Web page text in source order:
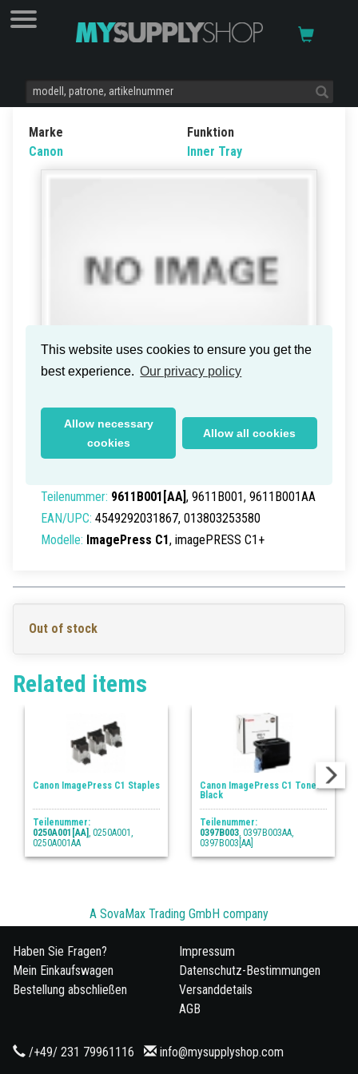
This website uses cookies to ensure you get the
best experience. Our privacy policy
Allow necessary
cookies
Allow all cookies
Marke
Canon
Funktion
Inner Tray
Canon Finisher AA1 2Way Inner
Tray J1
Teilenummer: 9611B001[AA], 9611B001, 9611B001AA
EAN/UPC: 4549292031867, 013803253580
Modelle: ImagePress C1, imagePRESS C1+
Out of stock
Related items
Canon ImagePress C1 Staples
Teilenummer:
0250A001[AA] , 0250A001,
0250A001AA
Canon ImagePress C1 Toner
Black
Teilenummer:
0397B003, 0397B003AA,
0397B003[AA]
A SovaMax Trading GmbH company
Haben Sie Fragen?
Mein Einkaufswagen
Bestellung abschließen
Impressum
Datenschutz-Bestimmungen
Versanddetails
AGB
/+49/ 231 79961116 info@mysupplyshop.com